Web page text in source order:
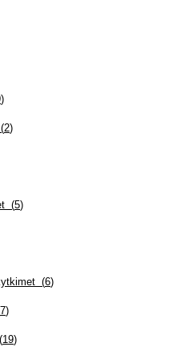
)
(2)
(5)
(6)
7)
19)